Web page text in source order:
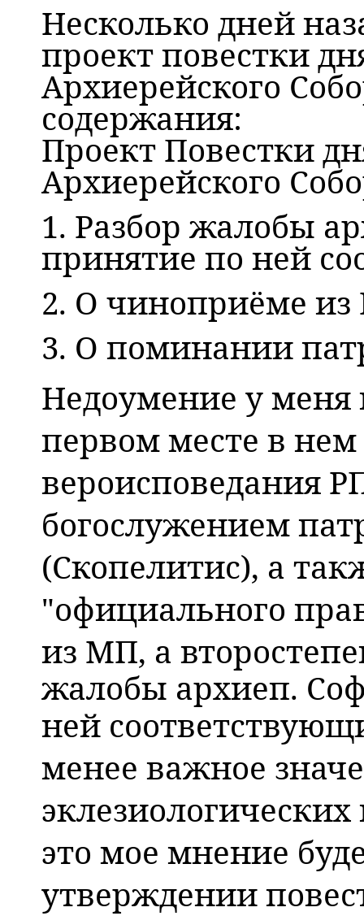
Несколько дней
проект повестки
Архиерейского
содержания:
Проект Повестки
Архиерейского
1. Разбор жалобы
принятие по ней
2. О чиноприёме
3. О поминании
Недоумение у меня
первом месте в
вероисповедания
богослужением
(Скопелитис), а
"официального
из МП, а
жалобы архиеп.
ней
менее важное
это мое мнение
утверждении